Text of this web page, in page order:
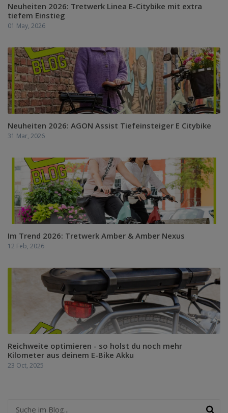
Neuheiten 2026: Tretwerk Linea E-Citybike mit extra
tiefem Einstieg
01 May, 2026
Neuheiten 2026: AGON Assist Tiefeinsteiger E Citybike
31 Mar, 2026
Im Trend 2026: Tretwerk Amber & Amber Nexus
12 Feb, 2026
Reichweite optimieren - so holst du noch mehr
Kilometer aus deinem E-Bike Akku
23 Oct, 2025